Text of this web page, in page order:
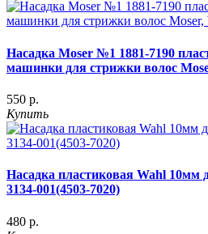
Насадка Moser №1 1881-7190
машинки для стрижки волос
550 р.
Купить
Насадка пластиковая Wahl 10мм
3134-001(4503-7020)
480 р.